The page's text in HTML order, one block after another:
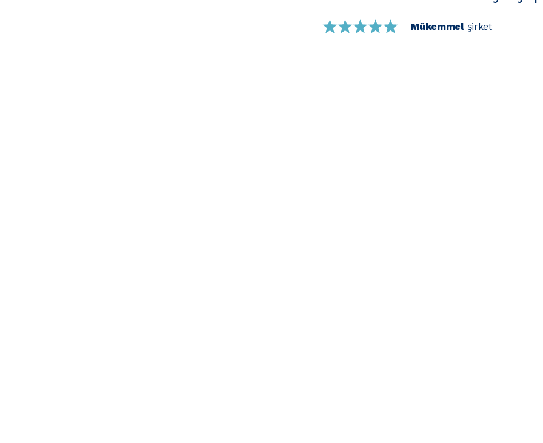
Mükemmelşirket